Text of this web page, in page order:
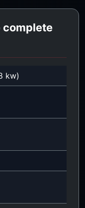
kw)